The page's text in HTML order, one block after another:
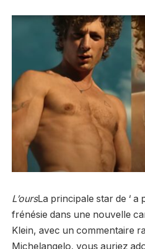
L’oursLa principale star de ‘ a
frénésie dans une nouvelle
Klein, avec un commentaire
Michelangelo, vous auriez